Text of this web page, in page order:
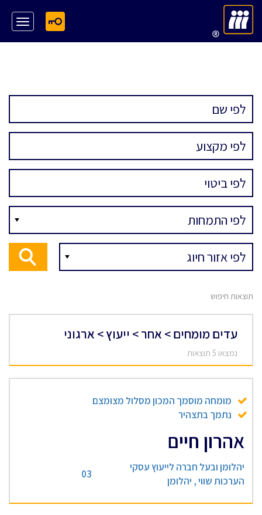
תוצאות חיפוש
עדים מומחים > אחר > ייעוץ > ארגוני
נמצאו 5 תוצאות
מומחה מוסמך המכון מסלול מצומצם
נתמך בתצהיר
אהרון חיים
יהלומן ובעל חברה לייעוץ עסקי
הערכות שווי , יהלומן
03